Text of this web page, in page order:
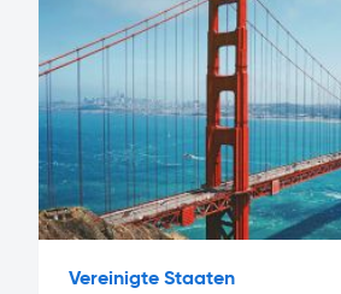
Vereinigte Staaten